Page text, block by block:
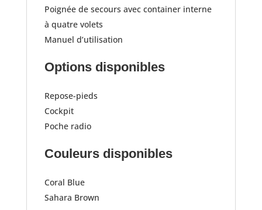
Poignée de secours avec container interne
à quatre volets
Manuel d’utilisation​
Options disponibles
Repose-pieds
Cockpit
Poche radio​
Couleurs disponibles
Coral Blue
Sahara Brown​